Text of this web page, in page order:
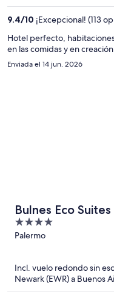
9.4/10 ¡Excepcional! (113
Hotel perfecto,
en las comidas y en
Enviada el 14 jun. 2026
Bulnes Eco Suites
4
out
Palermo
Incl. vuelo redondo sin
Newark (EWR) a Buenos